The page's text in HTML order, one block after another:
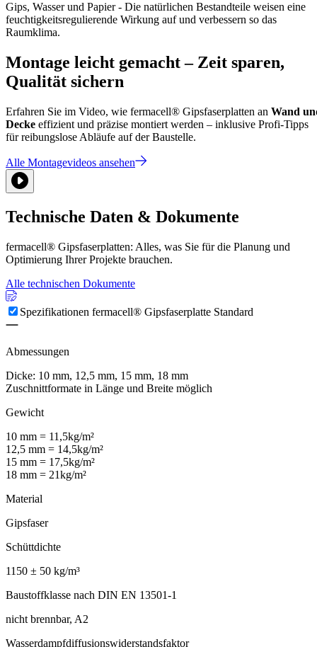
Gips, Wasser und Papier - Die natürlichen Bestandteile weisen eine
feuchtigkeitsregulierende Wirkung auf und verbessern so das
Raumklima.
Montage leicht gemacht – Zeit sparen,
Qualität sichern
Erfahren Sie im Video, wie fermacell® Gipsfaserplatten an Wand
Decke effizient und präzise montiert werden – inklusive Profi-Tipps
für reibungslose Abläufe auf der Baustelle.
Alle Montagevideos ansehen
Technische Daten & Dokumente
fermacell® Gipsfaserplatten: Alles, was Sie für die Planung und
Optimierung Ihrer Projekte brauchen.
Alle technischen Dokumente
Spezifikationen fermacell® Gipsfaserplatte Standard
Abmessungen
Dicke: 10 mm, 12,5 mm, 15 mm, 18 mm
Zuschnittformate in Länge und Breite möglich
Gewicht
10 mm = 11,5kg/m²
12,5 mm = 14,5kg/m²
15 mm = 17,5kg/m²
18 mm = 21kg/m²
Material
Gipsfaser
Schüttdichte
1150 ± 50 kg/m³
Baustoffklasse nach DIN EN 13501-1
nicht brennbar, A2
Wasserdampfdiffusionswiderstandsfaktor